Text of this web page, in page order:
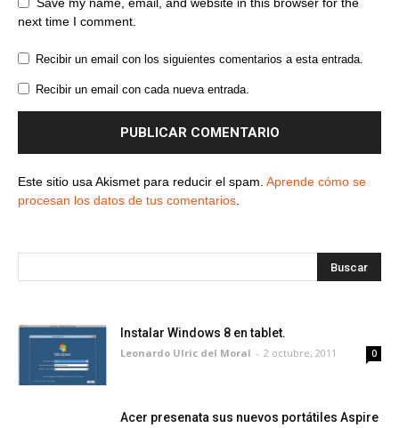
next time I comment.
Recibir un email con los siguientes comentarios a esta entrada.
Recibir un email con cada nueva entrada.
Este sitio usa Akismet para reducir el spam. Aprende cómo se
procesan los datos de tus comentarios
Instalar Windows 8 en tablet.
Leonardo Ulric del Moral - 2 octubre, 2011 0
Acer presenata sus nuevos portátiles Aspire